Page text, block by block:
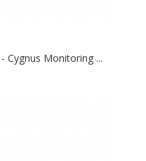
Cygnus Monitoring ...